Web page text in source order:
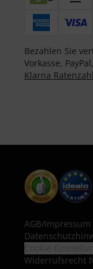
Bezahlen Sie
Vorkasse,
Klarna
AGB/Impressum
Widerrufsrecht